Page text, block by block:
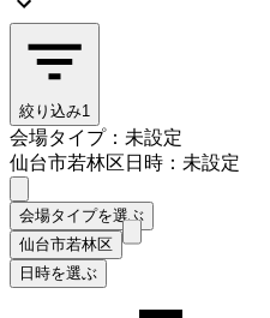
絞り込み1
会場タイプ：未設定
仙台市若林区日時：未設定
会場タイプを選ぶ
仙台市若林区
日時を選ぶ